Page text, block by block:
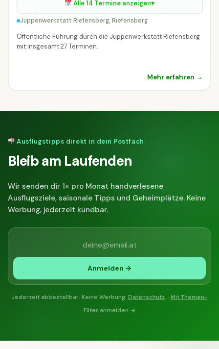
Alle 14 Termine anzeigen▾
Juppenwerkstatt Riefensberg, Riefensberg
Öffentliche Führung durch die Juppenwerkstatt Riefensberg
mit insgesamt 27 Terminen.
Mehr erfahren →
Ausflugstipps direkt in dein Postfach
Bleib am Laufenden
Wir senden dir 1× pro Monat handverlesene
Ausflugsziele, saisonale Tipps und Geheimplätze. Keine
Werbung, jederzeit kündbar.
Anmelden →
Jederzeit abbestellbar. Keine Werbung. Datenschutz. · Mit Themen-
Filter anmelden →